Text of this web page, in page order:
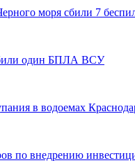
моря сбили 7
один БПЛА ВСУ
в водоемах
по внедрению